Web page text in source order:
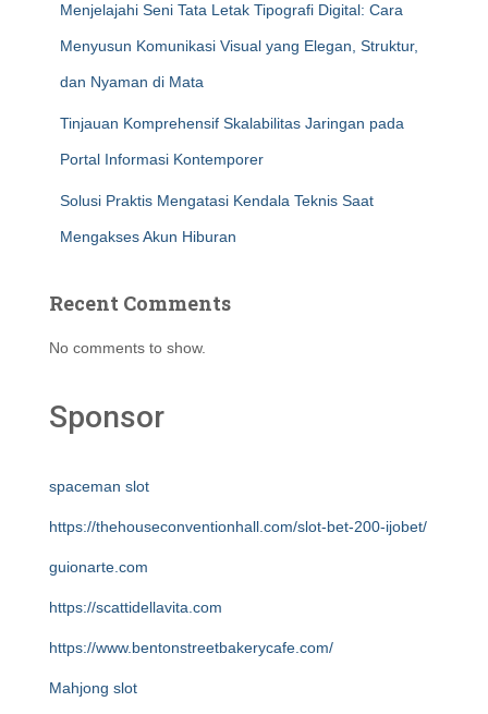
Menjelajahi Seni Tata Letak Tipografi Digital: Cara
Menyusun Komunikasi Visual yang Elegan, Struktur,
dan Nyaman di Mata
Tinjauan Komprehensif Skalabilitas Jaringan pada
Portal Informasi Kontemporer
Solusi Praktis Mengatasi Kendala Teknis Saat
Mengakses Akun Hiburan
Recent Comments
No comments to show.
Sponsor
spaceman slot
https://thehouseconventionhall.com/slot-bet-200-ijobet/
guionarte.com
https://scattidellavita.com
https://www.bentonstreetbakerycafe.com/
Mahjong slot